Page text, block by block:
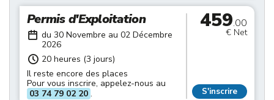
Permis d'Exploitation
du 30 Novembre au 02 Décembre
2026
20 heures (3 jours)
Il reste encore des places
Pour vous inscrire, appelez-nous au
03 74 79 02 20 .
459.00
€ Net
S'inscrire